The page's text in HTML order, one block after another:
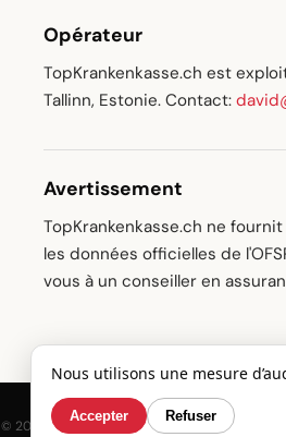
Opérateur
TopKrankenkasse.ch est
Tallinn, Estonie. Contact:
Avertissement
TopKrankenkasse.ch ne
les données officielles de
vous à un conseiller en
© 2026 TopKrankenkasse.ch Blog
Nous utilisons une mesure
Accepter Refuser